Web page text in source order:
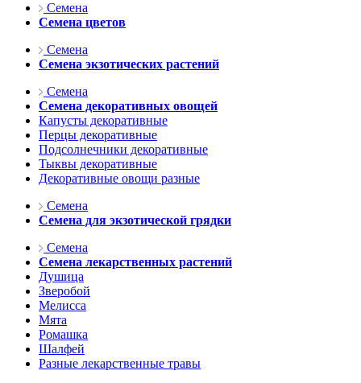
Семена
Семена цветов
Семена
Семена экзотических растений
Семена
Семена декоративных овощей
Капусты декоративные
Перцы декоративные
Подсолнечники декоративные
Тыквы декоративные
Декоративные овощи разные
Семена
Семена для экзотической грядки
Семена
Семена лекарственных растений
Душица
Зверобой
Мелисса
Мята
Ромашка
Шалфей
Разные лекарственные травы